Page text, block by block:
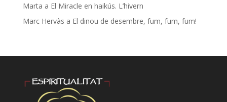
Marta a El Miracle en haikús. L’hivern
Marc Hervàs a El dinou de desembre, fum, fum, fum!